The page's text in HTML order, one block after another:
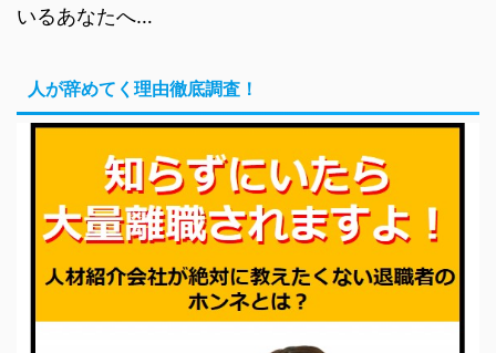
いるあなたへ…
人が辞めてく理由徹底調査！